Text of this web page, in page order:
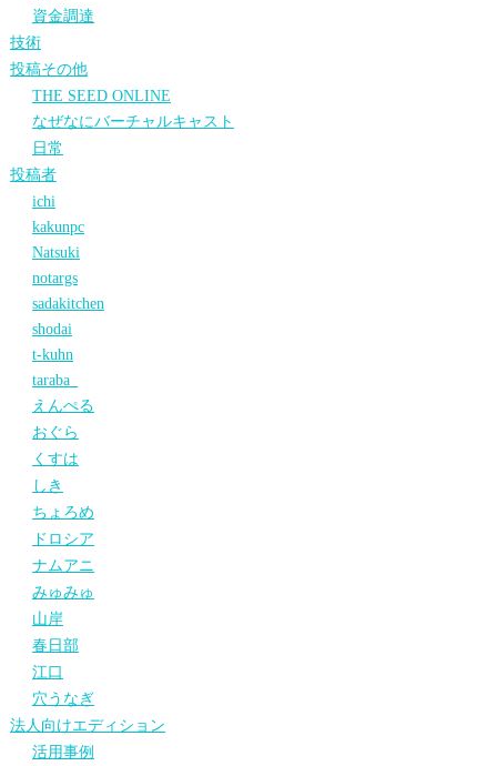
資金調達
技術
投稿その他
THE SEED ONLINE
なぜなにバーチャルキャスト
日常
投稿者
ichi
kakunpc
Natsuki
notargs
sadakitchen
shodai
t-kuhn
taraba_
えんぺる
おぐら
くすは
しき
ちょろめ
ドロシア
ナムアニ
みゅみゅ
山岸
春日部
江口
穴うなぎ
法人向けエディション
活用事例